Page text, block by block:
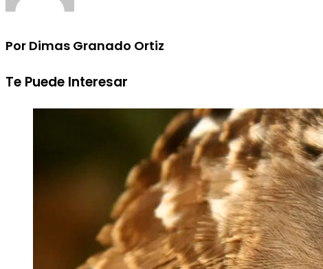
Por Dimas Granado Ortiz
Te Puede Interesar